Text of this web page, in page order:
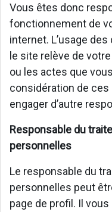
Vous êtes donc
fonctionnement de
internet. L’usage
le site relève de
ou les actes que
considération de
engager d’autre
Responsable du
personnelles
Le responsable du
personnelles peut
page de profil. Il